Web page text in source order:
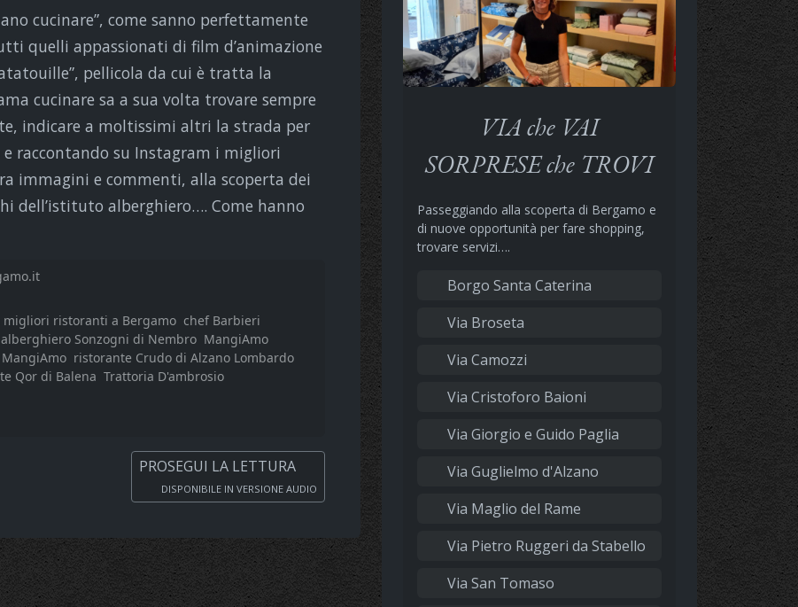
cucinare”, come sanno perfettamente
quelli appassionati di film d’animazione
pellicola da cui è tratta la
cucinare sa a sua volta trovare sempre
indicare a moltissimi altri la strada per
raccontando su Instagram i migliori
immagini e commenti, alla scoperta dei
dell’istituto alberghiero…. Come hanno
ristoranti a Bergamo chef Barbieri
Sonzogni di Nembro MangiAmo
ristorante Crudo di Alzano Lombardo
Qor di Balena Trattoria D'ambrosio
PROSEGUI LA LETTURA
DISPONIBILE IN VERSIONE AUDIO
VIA che VAI
SORPRESE che TROVI
Passeggiando alla scoperta di Bergamo e
di nuove opportunità per fare shopping,
trovare servizi….
Borgo Santa Caterina
Via Broseta
Via Camozzi
Via Cristoforo Baioni
Via Giorgio e Guido Paglia
Via Guglielmo d'Alzano
Via Maglio del Rame
Via Pietro Ruggeri da Stabello
Via San Tomaso